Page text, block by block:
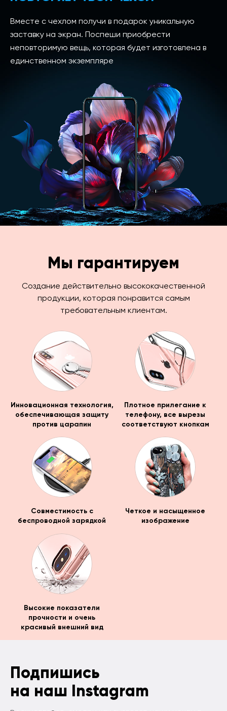
Вместе с чехлом получи в подарок уникальную
заставку на экран. Поспеши приобрести
неповторимую вещь, которая будет изготовлена в
единственном экземпляре
Мы гарантируем
Создание действительно высококачественной
продукции, которая понравится самым
требовательным клиентам.
Инновационная технология,
обеспечивающая защиту
против царапин
Плотное прилегание к
телефону, все вырезы
соответствуют кнопкам
Совместимость с
беспроводной зарядкой
Четкое и насыщенное
изображение
Высокие показатели
прочности и очень
красивый внешний вид
Подпишись
на наш Instagram